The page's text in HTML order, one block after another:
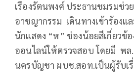
เรืองรัตนพงศ์ ประธานชมรมช่ว
อาชญากรรม เดินทางเข้าร้องแ
นักแสดง “ห” ช่องน้อยสีเกี่ยวข้
ออนไลน์ให้ตรวจสอบ โดยมี พ
นครบัญชา ผบช.สอท.เป็นผู้รับเรื่